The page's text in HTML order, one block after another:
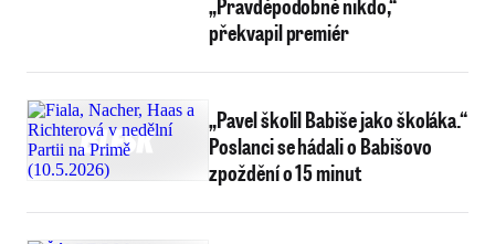
překvapil premiér
„Pavel školil Babiše jako školáka.“
Poslanci se hádali o Babišovo
zpoždění o 15 minut